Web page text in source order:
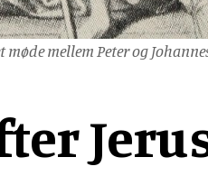
mellem Peter og